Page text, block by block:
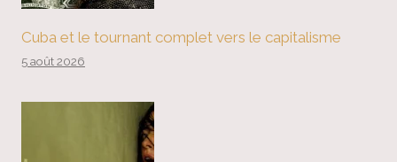
Cuba et le tournant complet vers le capitalisme
5 août 2026